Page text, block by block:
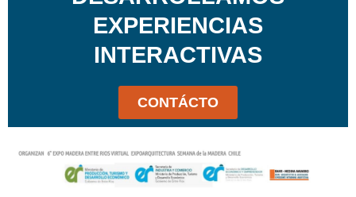
EXPERIENCIAS
INTERACTIVAS
CONTÁCTO